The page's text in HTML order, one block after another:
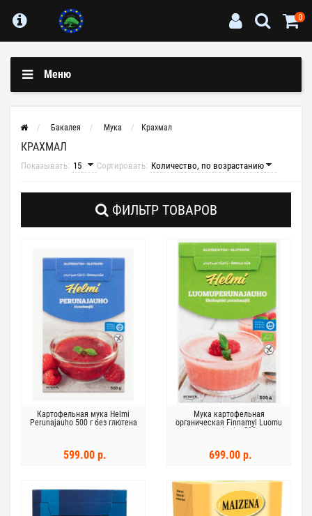
0
Меню
Бакалея Мука Крахмал
КРАХМАЛ
Показывать: Сортировать:
ФИЛЬТР ТОВАРОВ
Картофельная мука Helmi
Perunajauho 500 г без глютена
599.00 р.
Мука картофельная
органическая Finnamyl Luomu
perunajauho 500г
699.00 р.